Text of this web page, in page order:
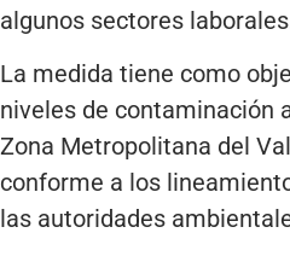
algunos sectores
La medida tiene como
niveles de contaminación
Zona Metropolitana del
conforme a los
las autoridades